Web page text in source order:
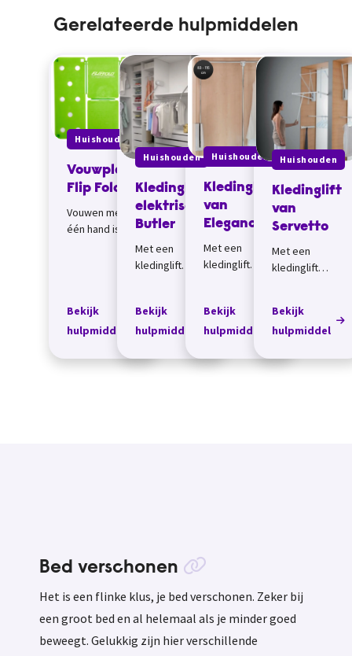
Gerelateerde hulpmiddelen
Huishouden
Vouwplank
Flip Fold
Vouwen met
één hand is
legt je shirt,
overhemd of
kunststoffen...
Bekijk
hulpmiddel
Huishouden
Kledinglift
elektrisch
Butler
Met een
kledinglift
kun je kleding
op grotere
overzichtelijk
Bekijk
hulpmiddel
Huishouden
Kledinglift
van
Eleganca
Met een
kledinglift
kun je
kledingdie
kast hangt naar
Bekijk
hulpmiddel
Huishouden
Kledinglift
van
Servetto
Met een
kledinglift
kun je kleding
op grotere
overzichtelijk
Bekijk
hulpmiddel
Bed verschonen
Het is een flinke klus, je bed verschonen. Zeker bij
een groot bed en al helemaal als je minder goed
beweegt. Gelukkig zijn hier verschillende